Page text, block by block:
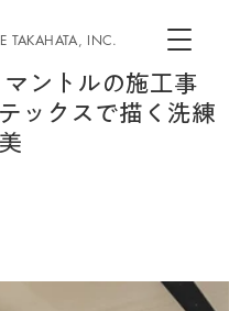
TAKAHATA, INC.
ントルの施工事
ックスで描く洗練